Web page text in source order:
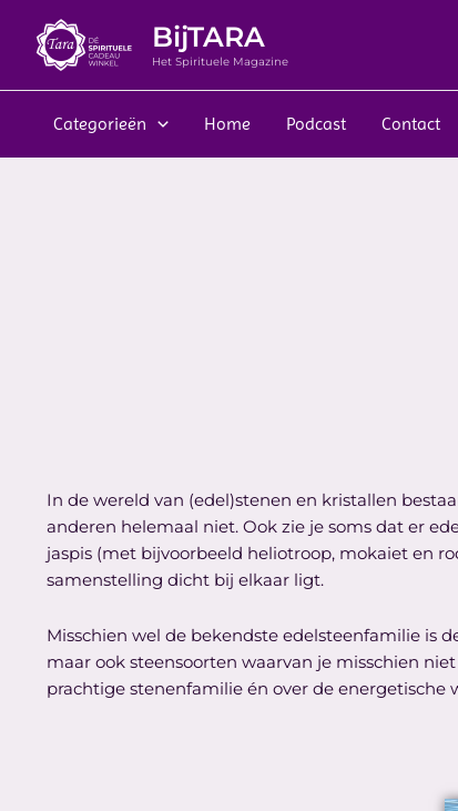
inhoud
BijTARA
Het Spirituele Magazine
Categorieën Home Podcast Contact
In de wereld van (edel)stenen en kristallen
anderen helemaal niet. Ook zie je soms dat er
jaspis (met bijvoorbeeld heliotroop, mokaiet en
samenstelling dicht bij elkaar ligt.
Misschien wel de bekendste edelsteenfamilie is
maar ook steensoorten waarvan je misschien
prachtige stenenfamilie én over de energetische